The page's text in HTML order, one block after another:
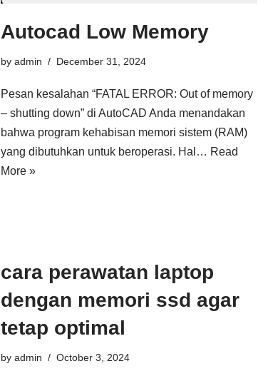
Autocad Low Memory
by admin December 31, 2024
Pesan kesalahan “FATAL ERROR: Out of memory
– shutting down” di AutoCAD Anda menandakan
bahwa program kehabisan memori sistem (RAM)
yang dibutuhkan untuk beroperasi. Hal… Read
More »
cara perawatan laptop
dengan memori ssd agar
tetap optimal
by admin October 3, 2024